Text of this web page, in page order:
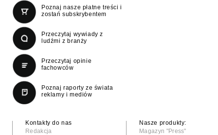
Poznaj nasze płatne treści i
zostań subskrybentem
Przeczytaj wywiady z
ludźmi z branży
Przeczytaj opinie
fachowców
Poznaj raporty ze świata
reklamy i mediów
Kontakty do nas
Redakcja
Nasze produkty:
Magazyn "Press"